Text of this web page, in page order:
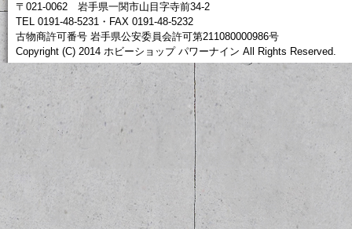
〒021-0062 岩手県一関市山目字寺前34-2
TEL 0191-48-5231・FAX 0191-48-5232
古物商許可番号 岩手県公安委員会許可第211080000986号
Copyright (C) 2014 ホビーショップ パワーナイン All Rights Reserved.